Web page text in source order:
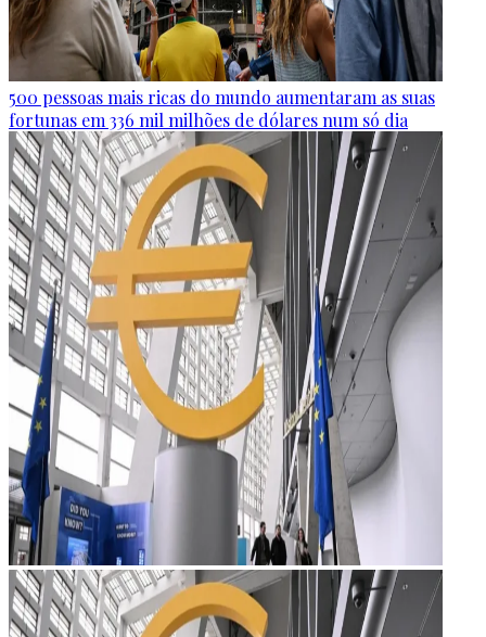
500 pessoas mais ricas do mundo aumentaram as suas
fortunas em 336 mil milhões de dólares num só dia